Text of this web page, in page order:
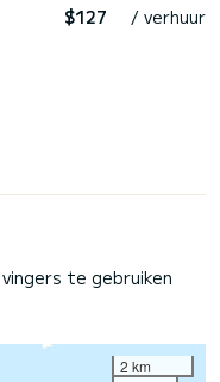
$127 / verhuur
te gebruiken
2 km